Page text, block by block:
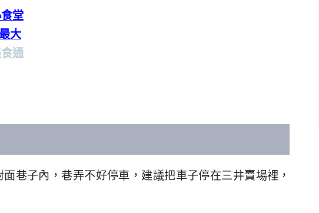
堂
大
通
巷子內，巷弄不好停車，建議把車子停在三井賣場裡，